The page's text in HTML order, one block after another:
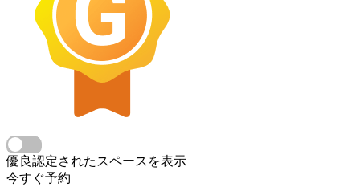
優良認定されたスペースを表示
今すぐ予約